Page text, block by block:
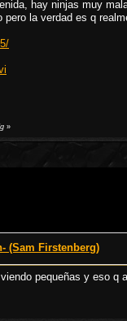
hay ninjas muy
la verdad es q
»
(Sam Firstenberg)
pequeñas y eso